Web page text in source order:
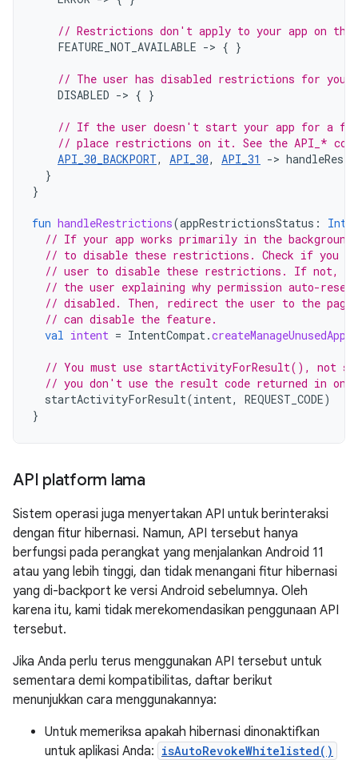
// Restrictions don't apply to your app on
FEATURE_NOT_AVAILABLE -> { }
// The user has disabled restrictions for your
DISABLED -> { }
// If the user doesn't start your app for a
// place restrictions on it. See the API_*
API_30_BACKPORT, API_30, API_31 ->
}
}
fun handleRestrictions(appRestrictionsStatus : Int
// If your app works primarily in the
// to disable these restrictions. Check if you
// user to disable these restrictions. If not, you
// the user explaining why permission auto-
// disabled. Then, redirect the user to the page
// can disable the feature.
val intent = IntentCompat.
// You must use startActivityForResult(), not
// you don't use the result code returned in
startActivityForResult(intent, REQUEST_CODE)
}
API platform lama
Sistem operasi juga menyertakan API untuk berinteraksi
dengan fitur hibernasi. Namun, API tersebut hanya
berfungsi pada perangkat yang menjalankan Android 11
atau yang lebih tinggi, dan tidak menangani fitur hibernasi
yang di-backport ke versi Android sebelumnya. Oleh
karena itu, kami tidak merekomendasikan penggunaan API
tersebut.
Jika Anda perlu terus menggunakan API tersebut untuk
sementara demi kompatibilitas, daftar berikut
menunjukkan cara menggunakannya:
Untuk memeriksa apakah hibernasi dinonaktifkan
untuk aplikasi Anda: isAutoRevokeWhitelisted()